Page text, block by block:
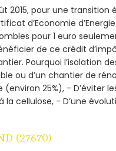
2015, pour une transition
d’Economie
pour 1 euro
de ce crédit
Pourquoi l’isolation
ou d’un chantier de
25%), - D’éviter
cellulose, - D’une
(27670)